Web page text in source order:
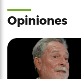
Opiniones